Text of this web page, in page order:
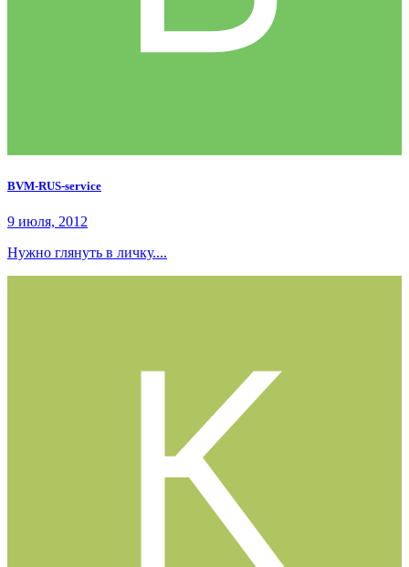
BVM-RUS-service
9 июля, 2012
Нужно глянуть в личку....